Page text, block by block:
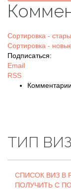
Сортировка -
Сортировка -
Подписаться:
Email
RSS
ТИП
СПИСОК ВИЗ
ПОЛУЧИТЬ С